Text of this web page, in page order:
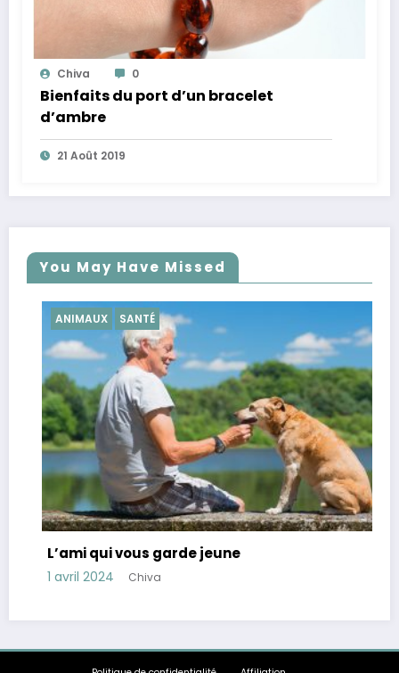
Chiva 0
Bienfaits du port d’un bracelet
d’ambre
21 Août 2019
You May Have Missed
ANIMAUX SANTÉ
L’ami qui vous garde jeune
1 avril 2024 Chiva